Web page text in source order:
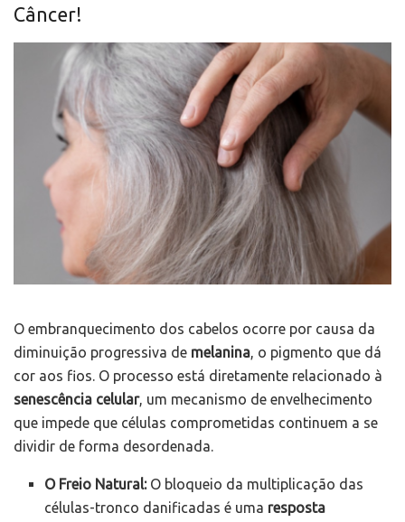
Câncer!
O embranquecimento dos cabelos ocorre por causa da
diminuição progressiva de melanina, o pigmento que dá
cor aos fios. O processo está diretamente relacionado à
senescência celular, um mecanismo de envelhecimento
que impede que células comprometidas continuem a se
dividir de forma desordenada.
O Freio Natural:O bloqueio da multiplicação das
células-tronco danificadas é uma resposta